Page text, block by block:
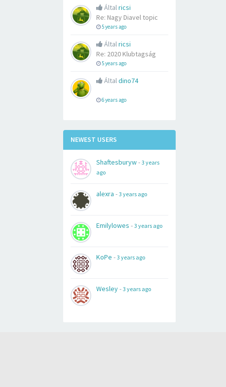
Általricsi
Re: Nagy Diavel topic
5 years ago
Általricsi
Re: 2020 Klubtagság
5 years ago
Általdino74
6 years ago
NEWEST USERS
Shaftesburyw- 3 years
ago
alexra - 3 years ago
Emilylowes - 3 years ago
KoPe - 3 years ago
Wesley- 3 years ago